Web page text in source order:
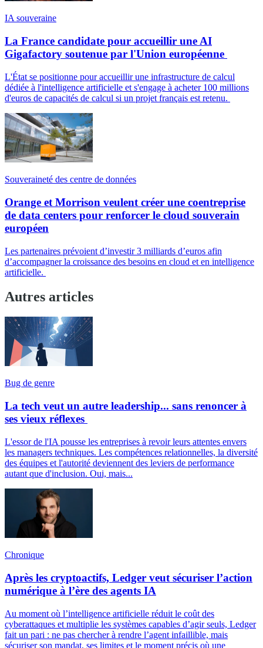
IA souveraine
La France candidate pour accueillir une AI
Gigafactory soutenue par l'Union européenne
L'État se positionne pour accueillir une infrastructure de calcul
dédiée à l'intelligence artificielle et s'engage à acheter 100 millions
d'euros de capacités de calcul si un projet français est retenu.
Souveraineté des centre de données
Orange et Morrison veulent créer une coentreprise
de data centers pour renforcer le cloud souverain
européen
Les partenaires prévoient d’investir 3 milliards d’euros afin
d’accompagner la croissance des besoins en cloud et en intelligence
artificielle.
Autres articles
Bug de genre
La tech veut un autre leadership... sans renoncer à
ses vieux réflexes
L'essor de l'IA pousse les entreprises à revoir leurs attentes envers
les managers techniques. Les compétences relationnelles, la diversité
des équipes et l'autorité deviennent des leviers de performance
autant que d'inclusion. Oui, mais...
Chronique
Après les cryptoactifs, Ledger veut sécuriser l’action
numérique à l’ère des agents IA
Au moment où l’intelligence artificielle réduit le coût des
cyberattaques et multiplie les systèmes capables d’agir seuls, Ledger
fait un pari : ne pas chercher à rendre l’agent infaillible, mais
sécuriser son mandat, ses limites et le moment précis où une